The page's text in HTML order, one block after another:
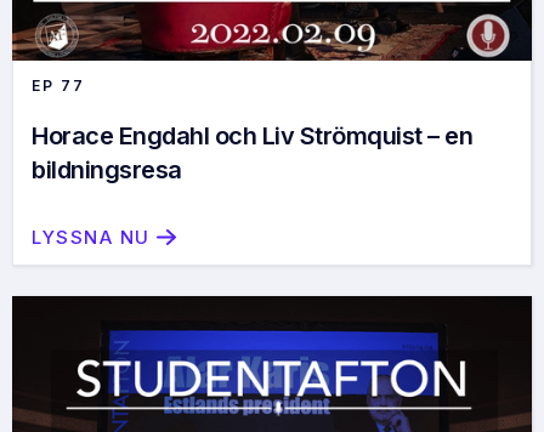
EP 77
Horace Engdahl och Liv Strömquist – en
bildningsresa
LYSSNA NU